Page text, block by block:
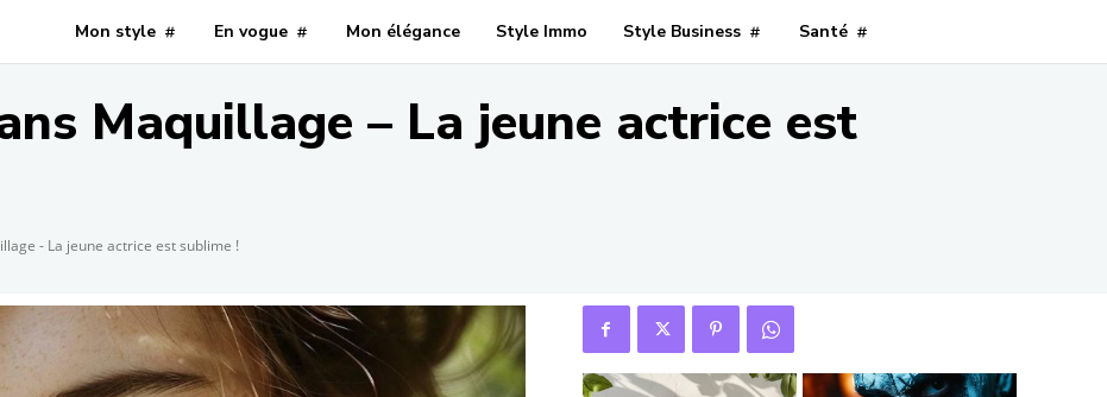
Mon style En vogue Mon élégance Style Immo Style Business Santé
Maquillage – La jeune actrice est
- La jeune actrice est sublime !